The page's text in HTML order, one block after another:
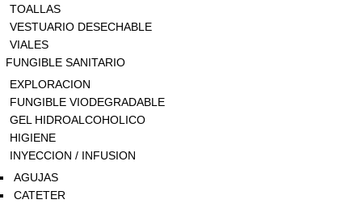
TOALLAS
VESTUARIO DESECHABLE
VIALES
FUNGIBLE SANITARIO
EXPLORACION
FUNGIBLE VIODEGRADABLE
GEL HIDROALCOHOLICO
HIGIENE
INYECCION / INFUSION
AGUJAS
CATETER